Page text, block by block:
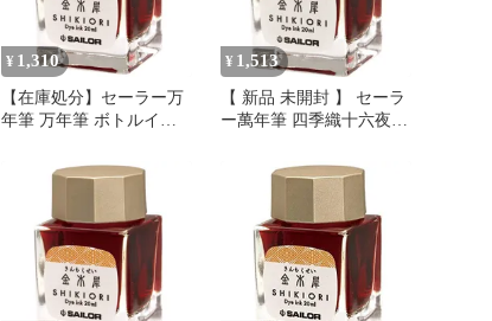
¥ 1,310
【在庫処分】セーラー万
年筆 万年筆 ボトルイン
木犀 13-1008-215
¥ 1,513
【 新品 未開封 】 セーラ
ー萬年筆 四季織十六夜の
インク 131008215 未使用